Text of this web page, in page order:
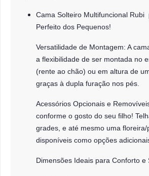
Cama Solteiro Multifuncional Rubi
Perfeito dos Pequenos!
Versatilidade de Montagem: A
a flexibilidade de ser montada no
(rente ao chão) ou em altura de
graças à dupla furação nos pés.
Acessórios Opcionais e
conforme o gosto do seu filho!
grades, e até mesmo uma
disponíveis como opções
Dimensões Ideais para Conforto e